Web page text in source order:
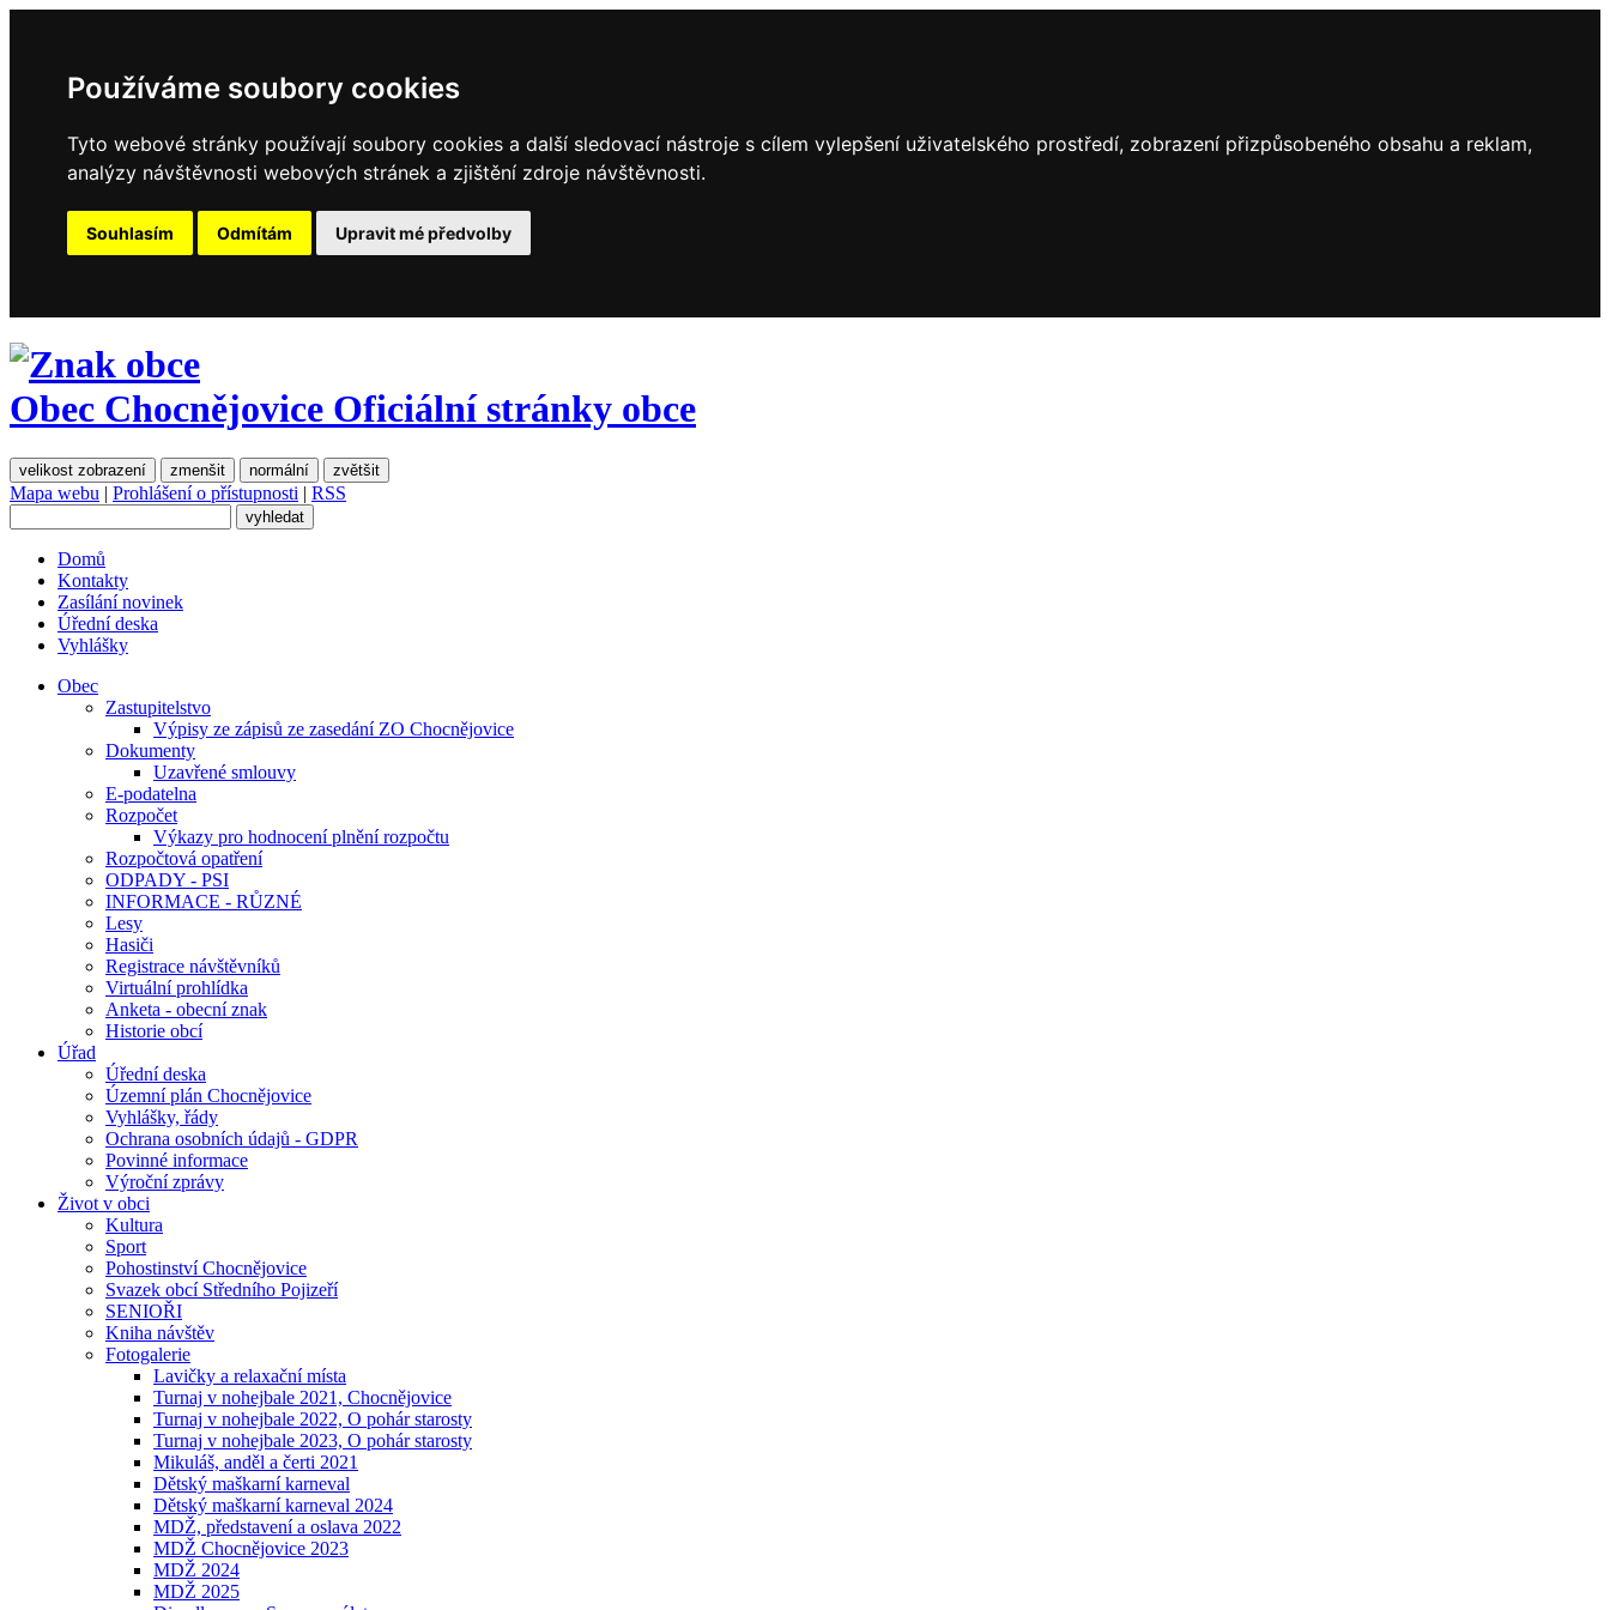
Používáme soubory cookies
Tyto webové stránky používají soubory cookies a další sledovací nástroje s cílem vylepšení uživatelského prostředí, zobrazení přizpůsobeného obsahu a reklam,
analýzy návštěvnosti webových stránek a zjištění zdroje návštěvnosti.
Souhlasím Odmítám Upravit mé předvolby
Obec Chocnějovice Oficiální stránky obce
velikost zobrazení zmenšit normální zvětšit
Mapa webu | Prohlášení o přístupnosti | RSS
Domů
Kontakty
Zasílání novinek
Úřední deska
Vyhlášky
Obec
Zastupitelstvo
Výpisy ze zápisů ze zasedání ZO Chocnějovice
Dokumenty
Uzavřené smlouvy
E-podatelna
Rozpočet
Výkazy pro hodnocení plnění rozpočtu
Rozpočtová opatření
ODPADY - PSI
INFORMACE - RŮZNÉ
Lesy
Hasiči
Registrace návštěvníků
Virtuální prohlídka
Anketa - obecní znak
Historie obcí
Úřad
Úřední deska
Územní plán Chocnějovice
Vyhlášky, řády
Ochrana osobních údajů - GDPR
Povinné informace
Výroční zprávy
Život v obci
Kultura
Sport
Pohostinství Chocnějovice
Svazek obcí Středního Pojizeří
SENIOŘI
Kniha návštěv
Fotogalerie
Lavičky a relaxační místa
Turnaj v nohejbale 2021, Chocnějovice
Turnaj v nohejbale 2022, O pohár starosty
Turnaj v nohejbale 2023, O pohár starosty
Mikuláš, anděl a čerti 2021
Dětský maškarní karneval
Dětský maškarní karneval 2024
MDŽ, představení a oslava 2022
MDŽ Chocnějovice 2023
MDŽ 2024
MDŽ 2025